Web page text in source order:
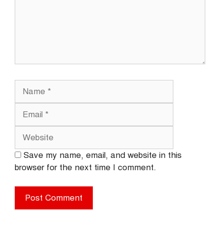
Name
Save my name, email, and website in this
browser for the next time I comment.